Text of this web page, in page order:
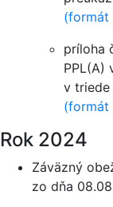
(formát
príloha
PPL(A)
v triede
(formát
Rok 2024
Záväzný
zo dňa